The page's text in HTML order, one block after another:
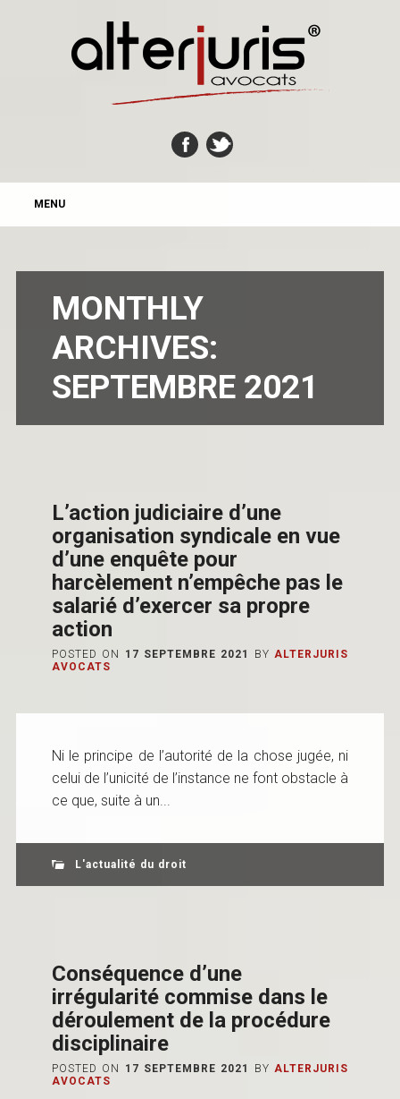
MAIN MENU
MENU
MONTHLY
ARCHIVES:
SEPTEMBRE 2021
L’action judiciaire d’une
organisation syndicale en vue
d’une enquête pour
harcèlement n’empêche pas le
salarié d’exercer sa propre
action
POSTED ON 17 SEPTEMBRE 2021 BY ALTERJURIS
AVOCATS
Ni le principe de l’autorité de la chose jugée, ni
celui de l’unicité de l’instance ne font obstacle à
ce que, suite à un...
L'actualité du droit
Conséquence d’une
irrégularité commise dans le
déroulement de la procédure
disciplinaire
POSTED ON 17 SEPTEMBRE 2021 BY ALTERJURIS
AVOCATS